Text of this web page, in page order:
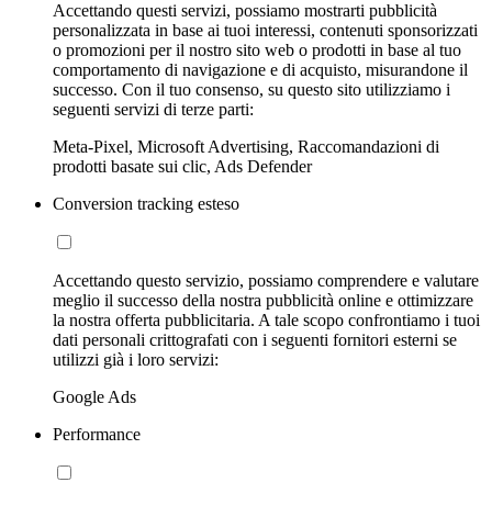
Accettando questi servizi, possiamo mostrarti pubblicità
personalizzata in base ai tuoi interessi, contenuti sponsorizzati
o promozioni per il nostro sito web o prodotti in base al tuo
comportamento di navigazione e di acquisto, misurandone il
successo. Con il tuo consenso, su questo sito utilizziamo i
seguenti servizi di terze parti:
Meta-Pixel, Microsoft Advertising, Raccomandazioni di
prodotti basate sui clic, Ads Defender
Conversion tracking esteso
Accettando questo servizio, possiamo comprendere e valutare
meglio il successo della nostra pubblicità online e ottimizzare
la nostra offerta pubblicitaria. A tale scopo confrontiamo i tuoi
dati personali crittografati con i seguenti fornitori esterni se
utilizzi già i loro servizi:
Google Ads
Performance